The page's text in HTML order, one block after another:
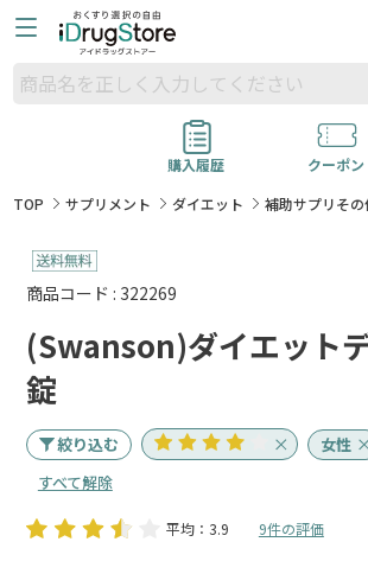
購入履歴
クーポン
TOP
サプリメント ダイエット 補助サプリその
商品コード : 322269
(Swanson)ダイエット
錠
絞り込む
女性
すべて解除
平均：3.9 9件の評価